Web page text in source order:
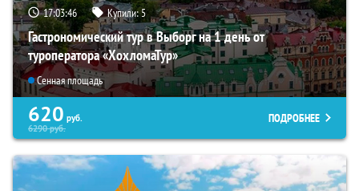
17:03:44 Купили:5
Гастрономический тур в Выборг на 1 день от
туроператора «ХохломаТур»
Сенная площадь
620 руб.
6290руб.
ПОДРОБНЕЕ